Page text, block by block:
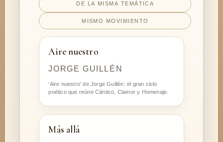
DE LA MISMA TEMÁTICA
MISMO MOVIMIENTO
Aire nuestro
JORGE GUILLÉN
‘Aire nuestro’ de Jorge Guillén: el gran ciclo
poético que reúne Cántico, Clamor y Homenaje.
Más allá